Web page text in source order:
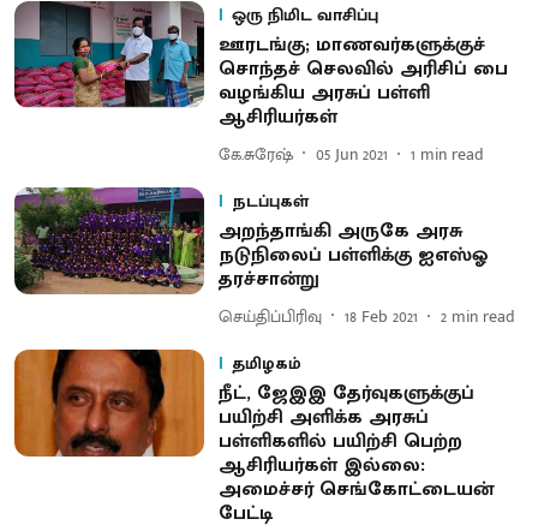
ஒரு நிமிட வாசிப்பு
ஊரடங்கு; மாணவர்களுக்குச்
சொந்தச் செலவில் அரிசிப் பை
வழங்கிய அரசுப் பள்ளி
ஆசிரியர்கள்
கே.சுரேஷ் 05 Jun 2021 1 min read
நடப்புகள்
அறந்தாங்கி அருகே அரசு
நடுநிலைப் பள்ளிக்கு ஐஎஸ்ஓ
தரச்சான்று
செய்திப்பிரிவு 18 Feb 2021 2 min read
தமிழகம்
நீட், ஜேஇஇ தேர்வுகளுக்குப்
பயிற்சி அளிக்க அரசுப்
பள்ளிகளில் பயிற்சி பெற்ற
ஆசிரியர்கள் இல்லை:
அமைச்சர் செங்கோட்டையன்
பேட்டி